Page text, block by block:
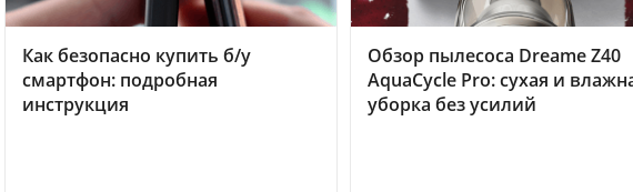
Как безопасно купить б/у
смартфон: подробная
инструкция
Обзор пылесоса Dreame Z40
AquaCycle Pro: сухая и
уборка без усилий